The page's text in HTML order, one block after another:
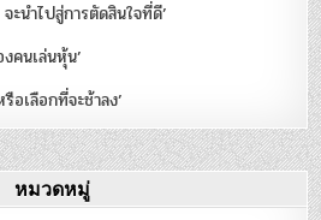
นำไปสู่การตัดสินใจที่ดี’
นเล่นหุ้น’
อเลือกที่จะช้าลง’
หมวดหมู่